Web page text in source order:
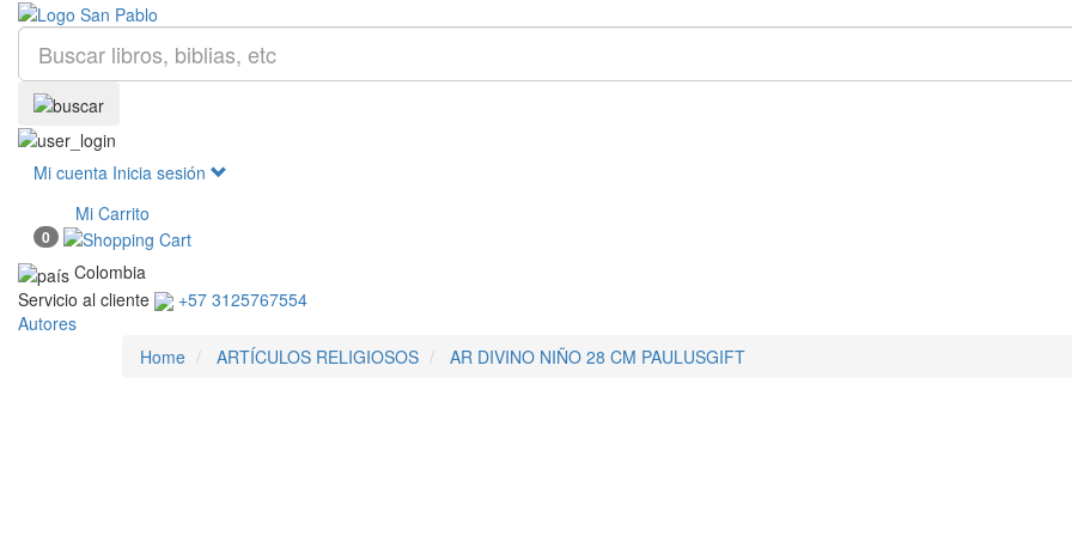
Mi cuenta Inicia sesión
Mi Carrito
0
Colombia
Servicio al cliente
+57 3125767554
Autores
Home
ARTÍCULOS RELIGIOSOS AR DIVINO NIÑO 28 CM PAULUSGIFT